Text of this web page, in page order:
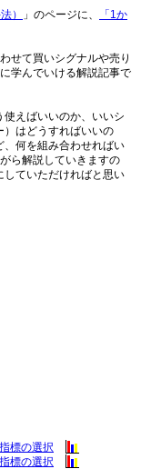
） 」のページに、
「1か
せて買いシグナルや売り
学んでいける解説記事で
えばいいのか、いいシ
）はどうすればいいの
何を組み合わせればい
ら解説していきますの
ていただければと思い
標の選択
標の選択